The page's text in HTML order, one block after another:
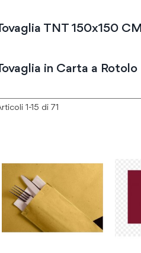
TNT 150x150 CM
in Carta a Rotolo
1-15 di 71